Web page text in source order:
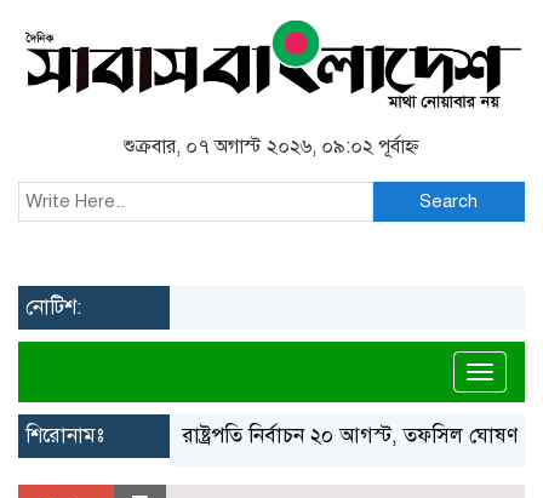
শুক্রবার, ০৭ অগাস্ট ২০২৬, ০৯:০২ পূর্বাহ্ন
Search
নোটিশ:
শিরোনামঃ রাষ্ট্রপতি নির্বাচন ২০ আগস্ট, তফসিল ঘোষণা